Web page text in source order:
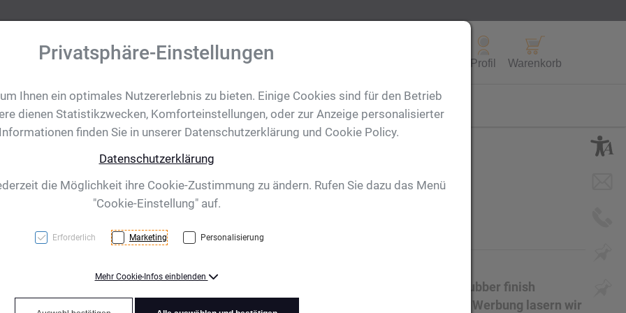
Profil Warenkorb
Ihre Eventanfrage Shop für CH/FL
Abu Dhabi, weiss
TOP PRICE! Druckkugelschreiber aus Aluminium mit rubber finish
Oberfläche und blauschreibender Großraummine. Ihre Werbung lasern wir
Privatsphäre-Einstellungen
Ihnen ein optimales Nutzererlebnis zu bieten. Einige Cookies sind für den Betrieb
dienen Statistikzwecken, Komforteinstellungen, oder zur Anzeige personalisierter
finden Sie in unserer Datenschutzerklärung und Cookie Policy.
Datenschutzerklärung
die Möglichkeit ihre Cookie-Zustimmung zu ändern. Rufen Sie dazu das Menü
"Cookie-Einstellung" auf.
Erforderlich Marketing Personalisierung
Mehr Cookie-Infos einblenden